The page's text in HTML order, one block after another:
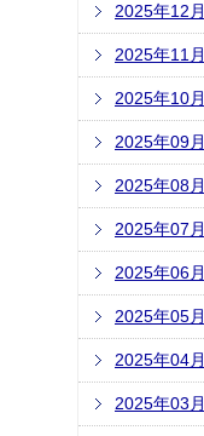
2025年12月
2025年11月
2025年10月
2025年09月
2025年08月
2025年07月
2025年06月
2025年05月
2025年04月
2025年03月